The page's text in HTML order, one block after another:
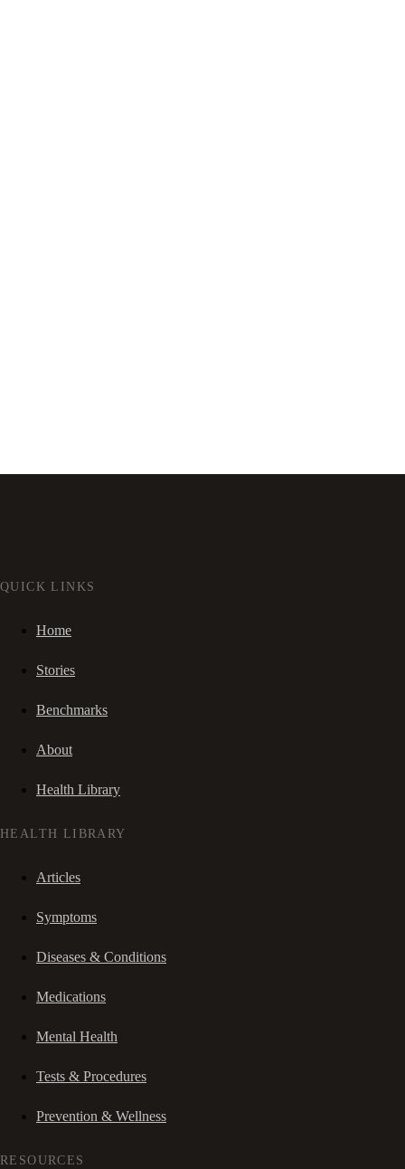
QUICK LINKS
Home
Stories
Benchmarks
About
Health Library
HEALTH LIBRARY
Articles
Symptoms
Diseases & Conditions
Medications
Mental Health
Tests & Procedures
Prevention & Wellness
RESOURCES